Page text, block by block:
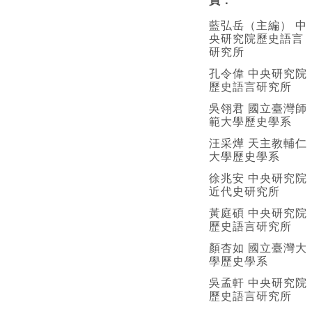
藍弘岳（主編） 中
央研究院歷史語言
研究所
孔令偉 中央研究院
歷史語言研究所
吳翎君 國立臺灣師
範大學歷史學系
汪采燁 天主教輔仁
大學歷史學系
徐兆安 中央研究院
近代史研究所
黃庭碩 中央研究院
歷史語言研究所
顏杏如 國立臺灣大
學歷史學系
吳孟軒 中央研究院
歷史語言研究所